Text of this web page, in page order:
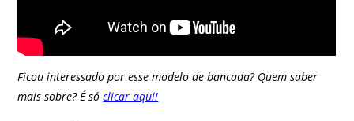
Ficou interessado por esse modelo de bancada? Quem saber
mais sobre? É sóclicar aqui!